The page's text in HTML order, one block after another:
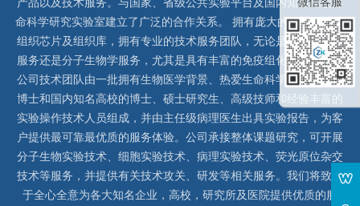
命科学研究实验室建立了广泛的合作关系。 拥有庞大的石蜡、冰冻
组织芯片及组织库，拥有专业的技术服务团队，无论是形态病理学
服务还是分子生物学服务，尤其是具有丰富的免疫组化实验经验，
公司技术团队由一批拥有生物医学背景、热爱生命科学研究的留美
博士和国内知名高校的博士、硕士研究生、高级技师和经验丰富的
实验操作技术人员组成，并由主任级病理医生出具实验报告，为客
户提供最可靠最优质的服务体验。公司承接整体课题研究，可开展
分子生物实验技术、细胞实验技术、病理实验技术、荧光原位杂交
技术等服务，并提供有关技术攻关、研发等相关服务。我们将致力
于全心全意为各大知名企业，高校，研究所及医院提供优质的服